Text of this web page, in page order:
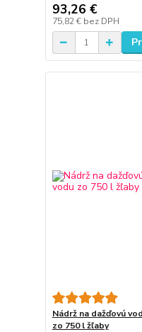
93,26 €
75,82 € bez DPH
Nádrž na dažďovú
zo 750 l žľaby